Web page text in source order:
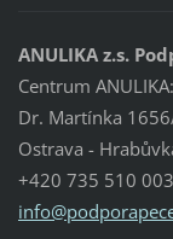
ANULIKA z.s.
Centrum ANULIKA:
Dr. Martínka
Ostrava -
+420 735 510 003
info@pod